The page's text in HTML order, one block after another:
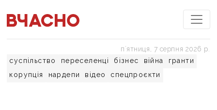
суспільство переселенці бізнес війна
гранти
корупція
нардепи відео спецпроєкти
пʼятниця, 7 серпня 2026 р.